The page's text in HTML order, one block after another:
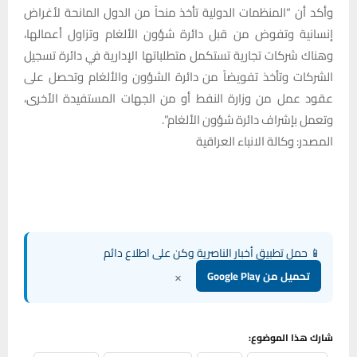
وأكد أن “المنظمات الدولية تأخذ منحاً من الدول المانحة لأغراض
إنسانية وتفوض من قبل دائرة شؤون الألغام وتزاول أعمالها،
وهناك شركات تجارية تستكمل متطلباتها الإدارية في دائرة تسجيل
الشركات وتأخذ تفويضاً من دائرة الشؤون والألغام وتحصل على
عقود عمل من وزارة النفط أو من الجهات المستفيدة الأخرى،
وتعمل بإشراف دائرة شؤون الألغام”.
المصدر: وكالة الانباء العراقية
📱 حمل تطبيق أخبار الناصرية وكن على اطلاع دائم
تحميل من Google Play ×
شارك هذا الموضوع: